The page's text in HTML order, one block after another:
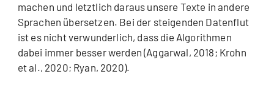
machen und letztlich daraus unsere Texte in andere
Sprachen übersetzen. Bei der steigenden Datenflut
ist es nicht verwunderlich, dass die Algorithmen
dabei immer besser werden (Aggarwal, 2018; Krohn
et al., 2020; Ryan, 2020).